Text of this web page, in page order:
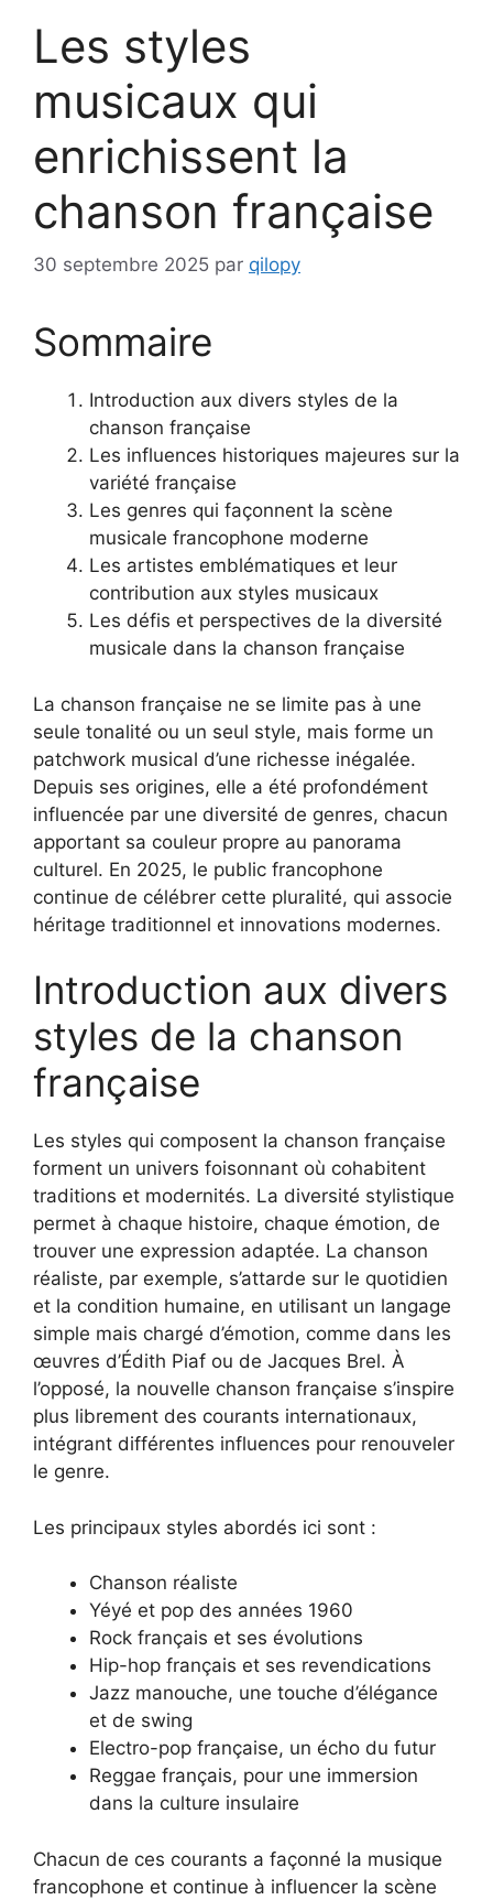
Les styles
musicaux qui
enrichissent la
chanson française
30 septembre 2025 par qilopy
Sommaire
Introduction aux divers styles de la
chanson française
Les influences historiques majeures sur la
variété française
Les genres qui façonnent la scène
musicale francophone moderne
Les artistes emblématiques et leur
contribution aux styles musicaux
Les défis et perspectives de la diversité
musicale dans la chanson française
La chanson française ne se limite pas à une
seule tonalité ou un seul style, mais forme un
patchwork musical d’une richesse inégalée.
Depuis ses origines, elle a été profondément
influencée par une diversité de genres, chacun
apportant sa couleur propre au panorama
culturel. En 2025, le public francophone
continue de célébrer cette pluralité, qui associe
héritage traditionnel et innovations modernes.
Introduction aux divers
styles de la chanson
française
Les styles qui composent la chanson française
forment un univers foisonnant où cohabitent
traditions et modernités. La diversité stylistique
permet à chaque histoire, chaque émotion, de
trouver une expression adaptée. La chanson
réaliste, par exemple, s’attarde sur le quotidien
et la condition humaine, en utilisant un langage
simple mais chargé d’émotion, comme dans les
œuvres d’Édith Piaf ou de Jacques Brel. À
l’opposé, la nouvelle chanson française s’inspire
plus librement des courants internationaux,
intégrant différentes influences pour renouveler
le genre.
Les principaux styles abordés ici sont :
Chanson réaliste
Yéyé et pop des années 1960
Rock français et ses évolutions
Hip-hop français et ses revendications
Jazz manouche, une touche d’élégance
et de swing
Electro-pop française, un écho du futur
Reggae français, pour une immersion
dans la culture insulaire
Chacun de ces courants a façonné la musique
francophone et continue à influencer la scène